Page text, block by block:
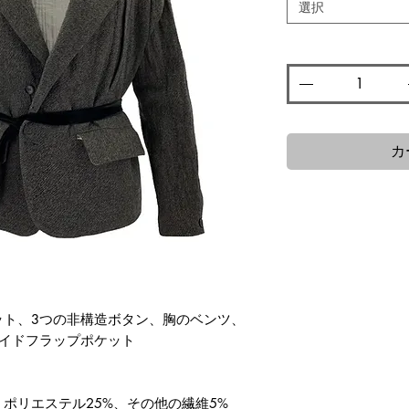
、3つの非構造ボタン、胸のベンツ、
ドフラップポケット
リエステル25%、その他の繊維5%
選択